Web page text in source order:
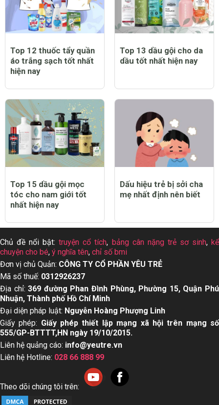
Top 12 thuốc tẩy quần
áo trắng sạch tốt nhất
hiện nay
Top 13 dầu gội cho da
dầu tốt nhất hiện nay
Top 15 dầu gội mọc
tóc cho nam giới tốt
nhất hiện nay
Dấu hiệu trẻ bị sởi cha
mẹ nhất định nên biết
Chủ đề nổi bật:truyện cổ tích, bảng cân nặng trẻ sơ sinh,kể
chuyện cho bé, ý nghĩa tên, chỉ số bmi
Đơn vị chủ Quản: CÔNG TY CỔ PHẦN YÊU TRẺ
Mã số thuế: 0312926237
Địa chỉ:369 đường Phan Đình Phùng, Phường 15, Quận Phú
Nhuận, Thành phố Hồ Chí Minh
Đại diện pháp luật: Nguyễn Hoàng Phượng Linh
Giấy phép: Giấy phép thiết lập mạng xã hội trên mạng số
555/GP-BTTTT,HN ngày 19/10/2015.
Liên hệ quảng cáo: info@yeutre.vn
Liên hệ Hotline: 028 66 888 99
Theo dõi chúng tôi trên: